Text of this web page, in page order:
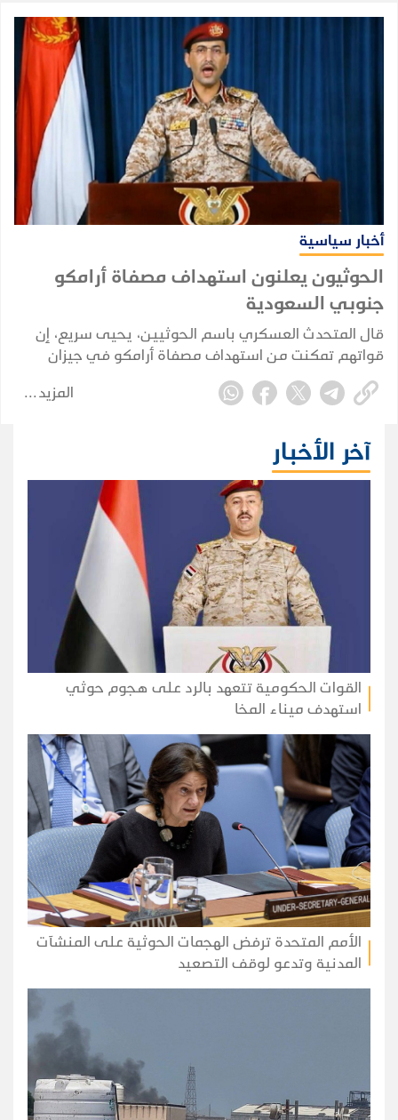
أخبار سياسية
الحوثيون يعلنون استهداف مصفاة أرامكو
جنوبي السعودية
قال المتحدث العسكري باسم الحوثيين، يحيى سريع، إن
قواتهم تمكنت من استهداف مصفاة أرامكو في جيزان
بطائرة مسيرة، زاعما أن الإصابة كانت "دقيقة".
المزيد
آخر الأخبار
القوات الحكومية تتعهد بالرد على هجوم حوثي
استهدف ميناء المخا
الأمم المتحدة ترفض الهجمات الحوثية على المنشآت
المدنية وتدعو لوقف التصعيد